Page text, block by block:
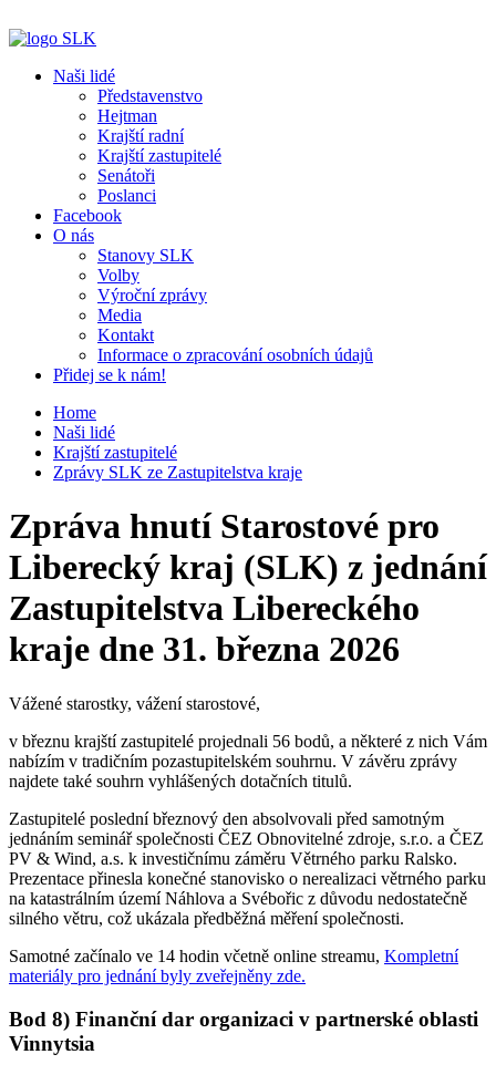
Naši lidé
Představenstvo
Hejtman
Krajští radní
Krajští zastupitelé
Senátoři
Poslanci
Facebook
O nás
Stanovy SLK
Volby
Výroční zprávy
Media
Kontakt
Informace o zpracování osobních údajů
Přidej se k nám!
Home
Naši lidé
Krajští zastupitelé
Zprávy SLK ze Zastupitelstva kraje
Zpráva hnutí Starostové pro
Liberecký kraj (SLK) z jednání
Zastupitelstva Libereckého
kraje dne 31. března 2026
Vážené starostky, vážení starostové,
v březnu krajští zastupitelé projednali 56 bodů, a některé z nich Vám
nabízím v tradičním pozastupitelském souhrnu. V závěru zprávy
najdete také souhrn vyhlášených dotačních titulů.
Zastupitelé poslední březnový den absolvovali před samotným
jednáním seminář společnosti ČEZ Obnovitelné zdroje, s.r.o. a ČEZ
PV & Wind, a.s. k investičnímu záměru Větrného parku Ralsko.
Prezentace přinesla konečné stanovisko o nerealizaci větrného parku
na katastrálním území Náhlova a Svébořic z důvodu nedostatečně
silného větru, což ukázala předběžná měření společnosti.
Samotné začínalo ve 14 hodin včetně online streamu, Kompletní
materiály pro jednání byly zveřejněny zde.
Bod 8) Finanční dar organizaci v partnerské oblasti
Vinnytsia